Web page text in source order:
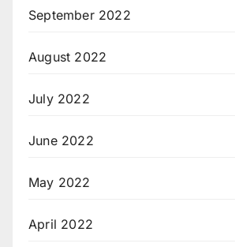
September 2022
August 2022
July 2022
June 2022
May 2022
April 2022